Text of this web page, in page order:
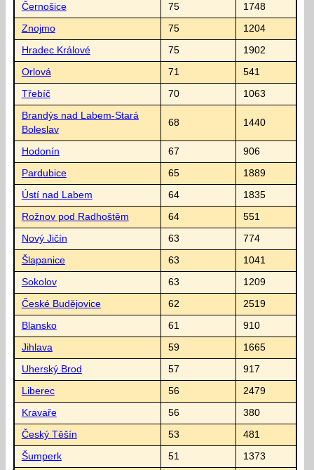
Černošice 75 1748
Znojmo 75 1204
Hradec Králové 75 1902
Orlová 71 541
Třebíč 70 1063
Brandýs nad Labem-Stará
Boleslav
68 1440
Hodonín 67 906
Pardubice 65 1889
Ústí nad Labem 64 1835
Rožnov pod Radhoštěm 64 551
Nový Jičín 63 774
Šlapanice 63 1041
Sokolov 63 1209
České Budějovice 62 2519
Blansko 61 910
Jihlava 59 1665
Uherský Brod 57 917
Liberec 56 2479
Kravaře 56 380
Český Těšín 53 481
Šumperk 51 1373